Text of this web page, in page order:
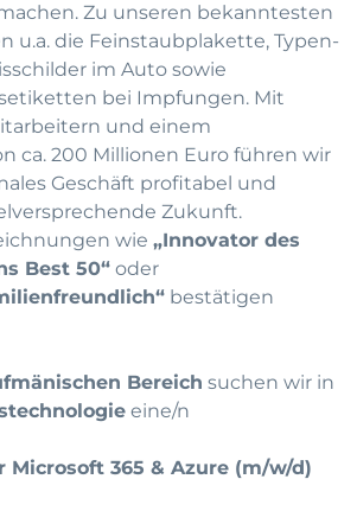
Zu unseren bekanntesten
u.a. die Feinstaubplakette, Typen-
im Auto sowie
bei Impfungen. Mit
und einem
ca. 200 Millionen Euro führen wir
Geschäft profitabel und
Zukunft.
wie „Innovator des
Best 50“ oder
bestätigen
Bereich suchen wir in
eine/n
Microsoft 365 & Azure (m/w/d)